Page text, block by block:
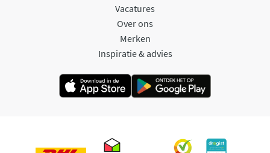
Vacatures
Over ons
Merken
Inspiratie & advies